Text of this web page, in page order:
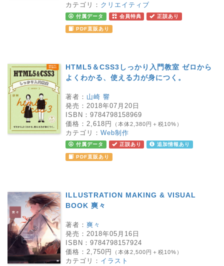
カテゴリ： クリエイティブ
付属データ 会員特典 正誤あり
PDF直販あり
HTML5＆CSS3しっかり入門教室 ゼロから
よくわかる、使える力が身につく。
著者： 山崎 響
発売： 2018年07月20日
ISBN： 9784798158969
価格： 2,618円 （本体2,380円＋税10%）
カテゴリ： Web制作
付属データ 正誤あり 追加情報あり
PDF直販あり
ILLUSTRATION MAKING & VISUAL
BOOK 爽々
著者： 爽々
発売： 2018年05月16日
ISBN： 9784798157924
価格： 2,750円 （本体2,500円＋税10%）
カテゴリ： イラスト